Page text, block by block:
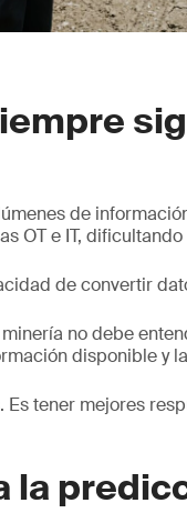
de
OT e IT,
de convertir
no debe
disponible y
tener mejores
la